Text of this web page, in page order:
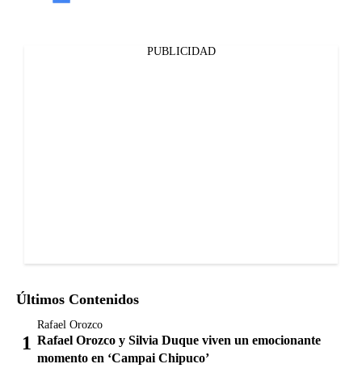
PUBLICIDAD
Últimos Contenidos
Rafael Orozco
Rafael Orozco y Silvia Duque viven un emocionante
momento en ‘Campai Chipuco’